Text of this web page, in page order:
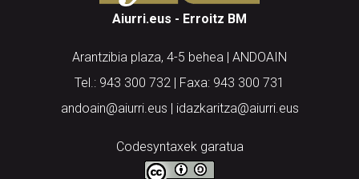
Aiurri.eus - Erroitz BM
Arantzibia plaza, 4-5 behea | ANDOAIN
Tel.: 943 300 732 | Faxa: 943 300 731
andoain@aiurri.eus | idazkaritza@aiurri.eus
Codesyntaxek garatua